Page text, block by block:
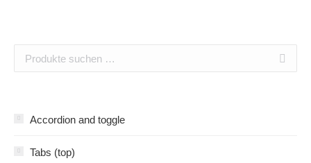
Accordion and toggle
Tabs (top)